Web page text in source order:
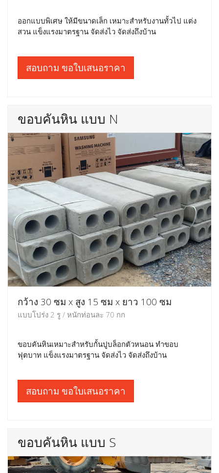
ออกแบบพิเศษ ให้มีขนาดเล็ก เหมาะสำหรับงานทั้วไป แต่ง
สวน แข็งแรงมาตรฐาน จัดส่งไว จัดส่งถึงบ้าน
สอบถาม ขอใบเสนอราคา
ขอบคันหิน แบบ N
กว้าง 30 ซม x สูง 15 ซม x ยาว 100 ซม
แบบโปร่ง 2 รู / หนักท่อนละ 70 กก
ขอบคันหินเหมาะสำหรับกั้นปูบล็อกตัวหนอน ทำขอบ
ฟุตบาท แข็งแรงมาตรฐาน จัดส่งไว จัดส่งถึงบ้าน
สอบถาม ขอใบเสนอราคา
ขอบคันหิน แบบ S